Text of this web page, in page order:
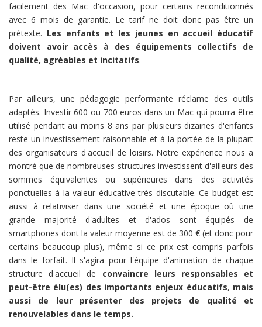
facilement des Mac d'occasion, pour certains reconditionnés
avec 6 mois de garantie. Le tarif ne doit donc pas être un
prétexte. Les enfants et les jeunes en accueil éducatif
doivent avoir accès à des équipements collectifs de
qualité, agréables et incitatifs.
Par ailleurs, une pédagogie performante réclame des outils
adaptés. Investir 600 ou 700 euros dans un Mac qui pourra être
utilisé pendant au moins 8 ans par plusieurs dizaines d'enfants
reste un investissement raisonnable et à la portée de la plupart
des organisateurs d'accueil de loisirs. Notre expérience nous a
montré que de nombreuses structures investissent d'ailleurs des
sommes équivalentes ou supérieures dans des activités
ponctuelles à la valeur éducative très discutable. Ce budget est
aussi à relativiser dans une société et une époque où une
grande majorité d'adultes et d'ados sont équipés de
smartphones dont la valeur moyenne est de 300 € (et donc pour
certains beaucoup plus), même si ce prix est compris parfois
dans le forfait. Il s'agira pour l'équipe d'animation de chaque
structure d'accueil de convaincre leurs responsables et
peut-être élu(es) des importants enjeux éducatifs, mais
aussi de leur présenter des projets de qualité et
renouvelables dans le temps.